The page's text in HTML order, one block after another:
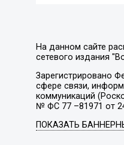
На данном сайте
сетевого издания
Зарегистрировано
сфере связи,
коммуникаций
№ ФС 77 –81971 от
ПОКАЗАТЬ